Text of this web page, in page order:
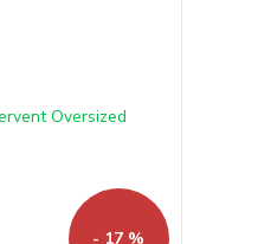
- 17 %